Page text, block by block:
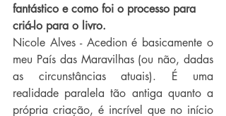
fantástico e como foi o processo para
criá-lo para o livro.
Nicole Alves - Acedion é basicamente o
meu País das Maravilhas (ou não, dadas
as circunstâncias atuais). É uma
realidade paralela tão antiga quanto a
própria criação, é incrível que no início